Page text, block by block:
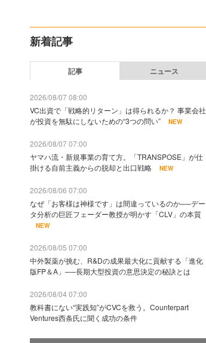
新着記事
記事 ニュース
2026/08/07 08:00
VC出資で「戦略的リターン」は得られるか？ 事業会社
が投資を無駄にしないための“3つの問い”
NEW
2026/08/07 07:00
ヤマハ流・新規事業の育て方。「TRANSPOSE」が仕
掛ける自前主義からの脱却と出口戦略
NEW
2026/08/06 07:00
なぜ「お客様は神様です」は間違っているのか──デー
タ分析の巨匠フェーダー教授が明かす「CLV」の本質
NEW
2026/08/05 07:00
中外製薬が挑む、R&Dの成果最大化に貢献する「進化
版FP＆A」──長期大型投資の意思決定の秘訣とは
2026/08/04 07:00
教科書にない“実践知”がCVCを救う。Counterpart
Ventures西条氏に聞く成功の条件